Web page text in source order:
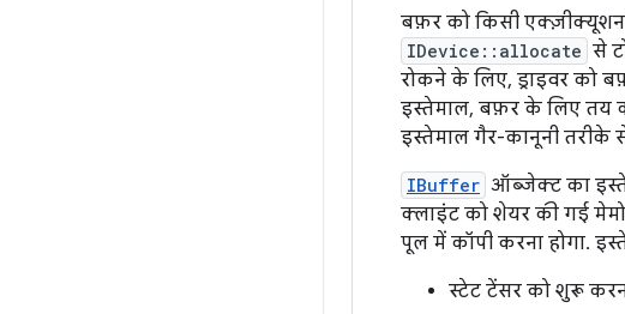
बफ़र को किसी
IDevice::allocate से
रोकने के लिए, ड्राइवर को
इस्तेमाल, बफ़र के लिए तय
इस्तेमाल गैर-कानूनी तरीके से
IBuffer ऑब्जेक्ट का
क्लाइंट को शेयर की गई
पूल में कॉपी करना होगा.
स्टेट टेंसर को शुरू